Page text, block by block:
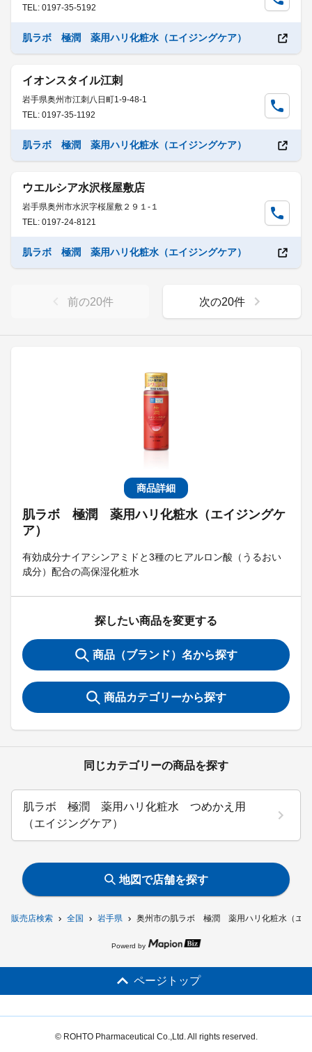
販売店検索 全国 岩手県 奥州市の肌ラボ 極潤 薬用ハリ化粧水（エイ
商品詳細
肌ラボ 極潤 薬用ハリ化粧水（エイジングケ
ア）
有効成分ナイアシンアミドと3種のヒアルロン酸（うるおい
成分）配合の高保湿化粧水
探したい商品を変更する
商品（ブランド）名から探す
商品カテゴリーから探す
同じカテゴリーの商品を探す
肌ラボ 極潤 薬用ハリ化粧水 つめかえ用
（エイジングケア）
TEL: 0197-35-5192
肌ラボ 極潤 薬用ハリ化粧水（エイジングケア）
イオンスタイル江刺
岩手県奥州市江刺八日町1-9-48-1
TEL: 0197-35-1192
肌ラボ 極潤 薬用ハリ化粧水（エイジングケア）
ウエルシア水沢桜屋敷店
岩手県奥州市水沢字桜屋敷２９１-１
TEL: 0197-24-8121
肌ラボ 極潤 薬用ハリ化粧水（エイジングケア）
前の20件 次の20件
地図で店舗を探す
Powerd by
ページトップ
© ROHTO Pharmaceutical Co.,Ltd. All rights reserved.